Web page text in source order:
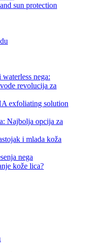
sun protection
nega:
revolucija za
exfoliating solution
Najbolja opcija za
i mlada koža
nega
kože lica?